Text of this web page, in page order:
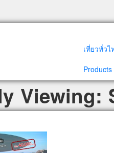
เที่ยวทั่วไ
Viewing: